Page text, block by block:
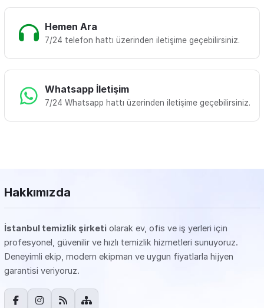
Hemen Ara
7/24 telefon hattı üzerinden iletişime geçebilirsiniz.
Whatsapp İletişim
7/24 Whatsapp hattı üzerinden iletişime geçebilirsiniz.
Hakkımızda
İstanbul temizlik şirketi olarak ev, ofis ve iş yerleri için
profesyonel, güvenilir ve hızlı temizlik hizmetleri sunuyoruz.
Deneyimli ekip, modern ekipman ve uygun fiyatlarla hijyen
garantisi veriyoruz.